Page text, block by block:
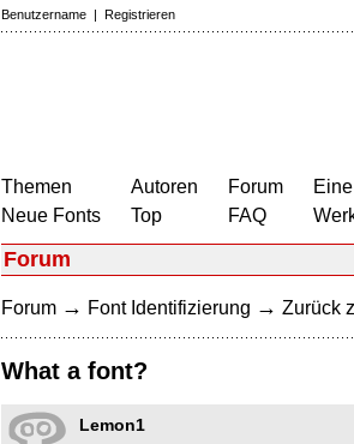
Benutzername | Registrieren
Themen
Neue Fonts
Autoren
Top
Forum
FAQ
Forum
Forum → Font Identifizierung → Zurück
What a font?
Lemon1